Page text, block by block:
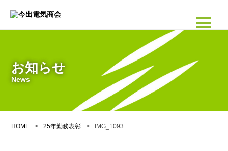
お知らせ
News
HOME > 25年勤務表彰 > IMG_1093